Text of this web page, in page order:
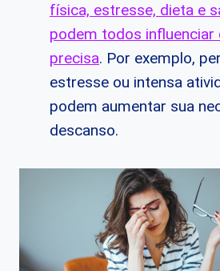
física, estresse, dieta e
podem todos influenciar
precisa. Por exemplo,
estresse ou intensa
podem aumentar sua
descanso.